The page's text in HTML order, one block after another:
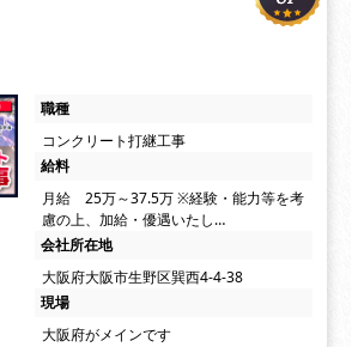
職種
コンクリート打継工事
給料
月給 25万～37.5万 ※経験・能力等を考
慮の上、加給・優遇いたし…
会社所在地
大阪府大阪市生野区巽西4-4-38
現場
大阪府がメインです